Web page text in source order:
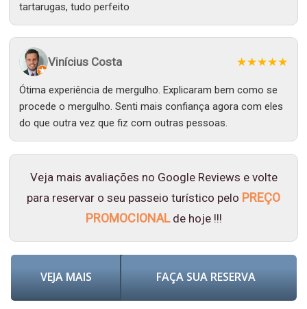
tartarugas, tudo perfeito
Vinícius Costa ★★★★★
Ótima experiência de mergulho. Explicaram bem como se
procede o mergulho. Senti mais confiança agora com eles
do que outra vez que fiz com outras pessoas.
Veja mais avaliações no Google Reviews e volte
para reservar o seu passeio turístico pelo PREÇO
PROMOCIONALde hoje !!!
VEJA MAIS FAÇA SUA RESERVA